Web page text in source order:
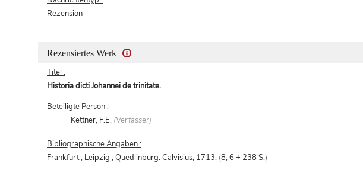
Rezension
Rezensiertes Werk
Titel :
Historia dicti Johannei de trinitate.
Beteiligte Person :
Kettner, F.E. (Verfasser)
Bibliographische Angaben :
Frankfurt ; Leipzig ; Quedlinburg: Calvisius, 1713. (8, 6 + 238 S.)